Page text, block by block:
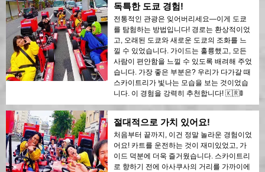
독특한 도쿄 경험!
전통적인 관광은 잊어버리세요—이게 도쿄
를 탐험하는 방법입니다! 경로는 환상적이었
고, 오래된 도쿄와 새로운 도쿄의 조화를 느
낄 수 있었습니다. 가이드는 훌륭했고, 모든
사람이 편안함을 느낄 수 있도록 배려해 주었
습니다. 가장 좋은 부분은? 우리가 다가갈 때
스카이트리가 빛나는 모습을 보는 것이었습
니다. 이 경험을 강력히 추천합니다! 🇰🇷🚦
절대적으로 가치 있어요!
처음부터 끝까지, 이건 정말 놀라운 경험이었
어요! 카트를 운전하는 것이 재미있었고, 가
이드 덕분에 더욱 즐거웠습니다. 스카이트리
로 향하기 전에 아사쿠사의 거리를 가까이에